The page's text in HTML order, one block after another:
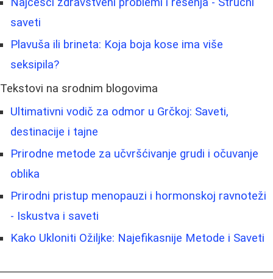
saveti
Plavuša ili brineta: Koja boja kose ima više
seksipila?
Tekstovi na srodnim blogovima
Ultimativni vodič za odmor u Grčkoj: Saveti,
destinacije i tajne
Prirodne metode za učvršćivanje grudi i očuvanje
oblika
Prirodni pristup menopauzi i hormonskoj ravnoteži
- Iskustva i saveti
Kako Ukloniti Ožiljke: Najefikasnije Metode i Saveti